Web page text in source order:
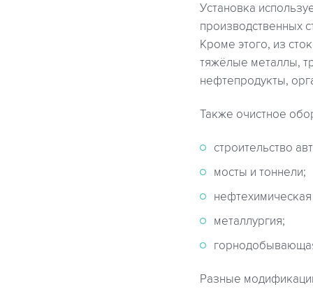
Установка
производственных
Кроме этого, из
тяжёлые металлы,
нефтепродукты,
Также очистное
строительство
мосты и тоннели;
металлургия;
Разные